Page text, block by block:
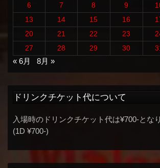
6
7 8 9
13
14 15 16
20
21 22 23
27
28 29 30
« 6月
8月 »
ドリンクチケット代について
入場時のドリンクチケット代は¥700-とな
(1D ¥700-)